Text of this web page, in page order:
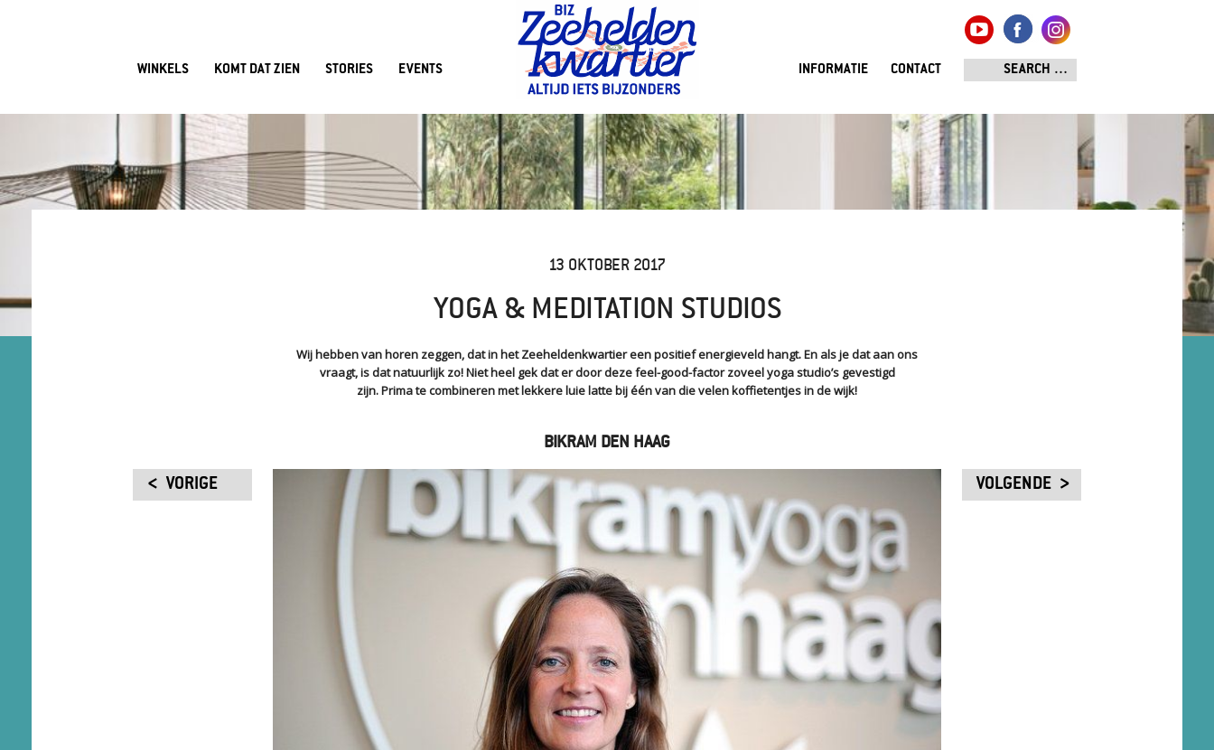
INFORMATIE CONTACT
WINKELS KOMT DAT ZIEN STORIES EVENTS
13 OKTOBER 2017
YOGA & MEDITATION STUDIOS
Wij hebben van horen zeggen, dat in het Zeeheldenkwartier een positief energieveld hangt. En als je dat aan ons
vraagt, is dat natuurlijk zo! Niet heel gek dat er door deze feel-good-factor zoveel yoga studio’s gevestigd
zijn. Prima te combineren met lekkere luie latte bij één van die velen koffietentjes in de wijk!
VORIGE VOLGENDE
BIKRAM DEN HAAG